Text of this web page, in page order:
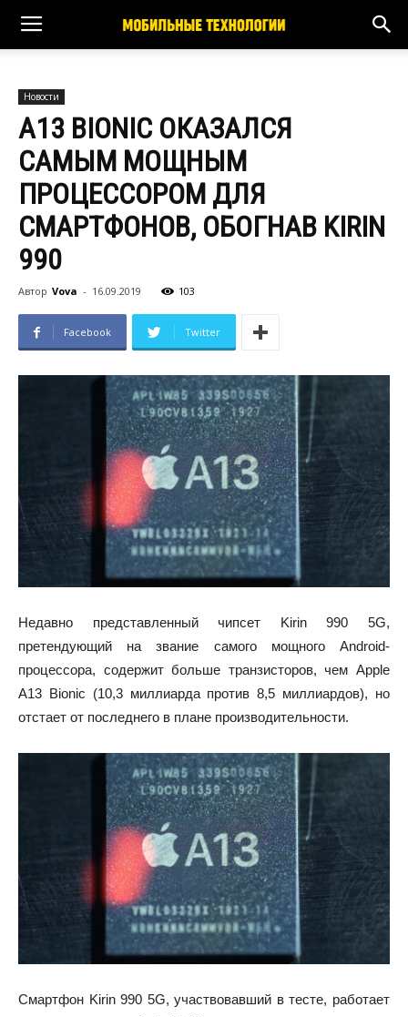
Новости
A13 BIONIC ОКАЗАЛСЯ
САМЫМ МОЩНЫМ
ПРОЦЕССОРОМ ДЛЯ
СМАРТФОНОВ, ОБОГНАВ KIRIN
990
Автор Vova - 16.09.2019 103
Facebook Twitter
Недавно представленный чипсет Kirin 990 5G,
претендующий на звание самого мощного Android-
процессора, содержит больше транзисторов, чем Apple
A13 Bionic (10,3 миллиарда против 8,5 миллиардов), но
отстает от последнего в плане производительности.
Смартфон Kirin 990 5G, участвовавший в тесте, работает